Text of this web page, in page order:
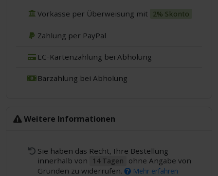
Vorkasse per Überweisung mit 2% Skonto
Zahlung per PayPal
EC-Kartenzahlung bei Abholung
Barzahlung bei Abholung
Weitere Informationen
Sie haben das Recht, Ihre Bestellung
innerhalb von
14 Tagen
ohne Angabe von
Gründen zu widerrufen.
Mehr erfahren